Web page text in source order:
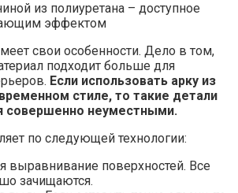
из полиуретана – доступное
эффектом
свои особенности. Дело в том,
подходит больше для
Если использовать арку из
стиле, то такие детали
совершенно неуместными.
по следующей технологии:
выравнивание поверхностей. Все
зачищаются.